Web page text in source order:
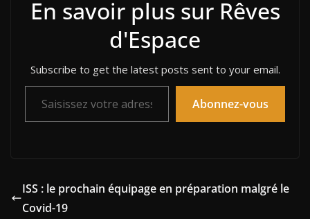
En savoir plus sur Rêves
d'Espace
Subscribe to get the latest posts sent to your email.
Saisissez votre adresse e-mail…
Abonnez-vous
ISS : le prochain équipage en préparation malgré le
Covid-19